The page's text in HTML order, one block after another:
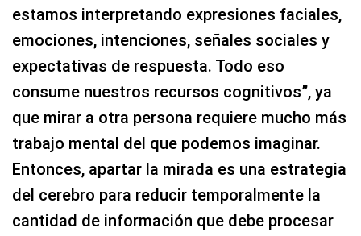
estamos interpretando expresiones faciales,
emociones, intenciones, señales sociales y
expectativas de respuesta. Todo eso
consume nuestros recursos cognitivos”, ya
que mirar a otra persona requiere mucho más
trabajo mental del que podemos imaginar.
Entonces, apartar la mirada es una estrategia
del cerebro para reducir temporalmente la
cantidad de información que debe procesar